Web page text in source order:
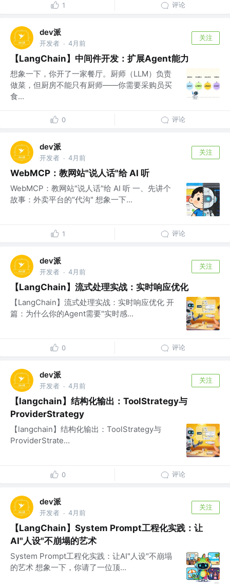
1 评论
dev派
开发者 · 4月前
关注
【LangChain】中间件开发：扩展Agent能力
想象一下，你开了一家餐厅。厨师（LLM）负责
做菜，但厨房不能只有厨师——你需要采购员买
食...
0 评论
dev派
开发者 · 4月前
关注
WebMCP：教网站"说人话"给 AI 听
WebMCP：教网站"说人话"给 AI 听 一、先讲个
故事：外卖平台的"代沟" 想象一下...
1 评论
dev派
开发者 · 4月前
关注
【LangChain】流式处理实战：实时响应优化
【LangChain】流式处理实战：实时响应优化 开
篇：为什么你的Agent需要"实时感...
0 评论
dev派
开发者 · 4月前
关注
【langchain】结构化输出：ToolStrategy与
ProviderStrategy
【langchain】结构化输出：ToolStrategy与
ProviderStrate...
0 评论
dev派
开发者 · 4月前
关注
【LangChain】System Prompt工程化实践：让
AI"人设"不崩塌的艺术
System Prompt工程化实践：让AI"人设"不崩塌
的艺术 想象一下，你请了一位顶...